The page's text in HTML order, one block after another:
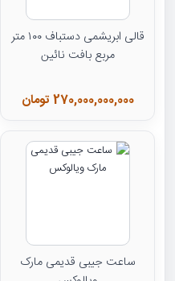
قالی ابریشمی دستباف ۱۰۰ متر
مربع بافت نائین
270,000,000,000 تومان
ساعت جیبی قدیمی مارک